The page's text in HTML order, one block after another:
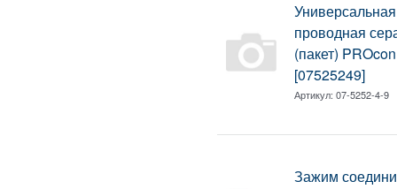
проводная
(пакет)
[07525249]
Артикул:07-5252-4-9
Зажим